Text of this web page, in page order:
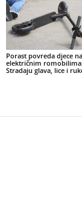
Porast povreda djece na
električnim
Stradaju glava, lice i